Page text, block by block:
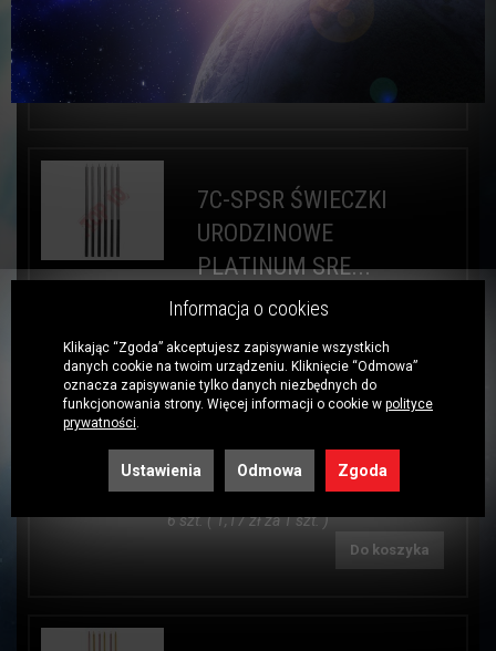
6,00 zł / szt. *
6 szt. ( 1,00 zł za 1 szt. )
7C-SPSR ŚWIECZKI
URODZINOWE
PLATINUM SRE...
URODZINOWE ŚWIECZKI NA TORT
Wysokość świeczki: 14,5 cm
Kolor: Platynowy Srebrny Ilość szt.
w opakowaniu: 6
Kolekcja: Beauty&Charm
7,00 zł / szt. *
6 szt. ( 1,17 zł za 1 szt. )
Do koszyka
Informacja o cookies
Klikając “Zgoda” akceptujesz zapisywanie wszystkich
danych cookie na twoim urządzeniu. Kliknięcie “Odmowa”
oznacza zapisywanie tylko danych niezbędnych do
funkcjonowania strony. Więcej informacji o cookie w polityce
prywatności.
Ustawienia Odmowa Zgoda